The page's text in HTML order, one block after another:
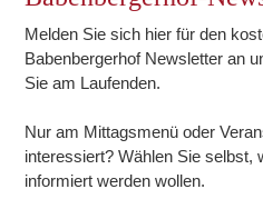
Melden Sie sich hier für den
Babenbergerhof Newsletter an
Sie am Laufenden.
Nur am Mittagsmenü oder
interessiert? Wählen Sie selbst,
informiert werden wollen.